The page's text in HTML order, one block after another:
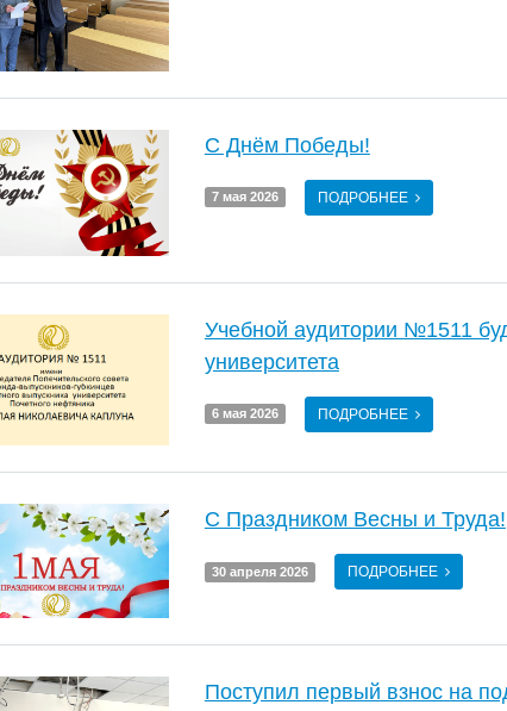
С Днём Победы!
7 мая 2026 ПОДРОБНЕЕ
Учебной аудитории №1511
университета
6 мая 2026 ПОДРОБНЕЕ
С Праздником Весны и Труда!
30 апреля 2026 ПОДРОБНЕЕ
Поступил первый взнос на